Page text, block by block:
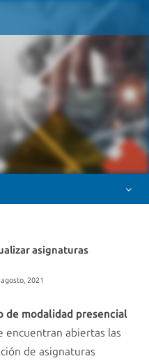
asignaturas
agosto, 2021
de modalidad presencial
encuentran abiertas las
de asignaturas